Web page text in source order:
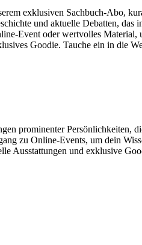
exklusiven Sachbuch-Abo,
und aktuelle Debatten,
Event oder wertvolles
Goodie. Tauche ein in die
prominenter Persönlichkeiten,
zu Online-Events, um dein
Ausstattungen und exklusive